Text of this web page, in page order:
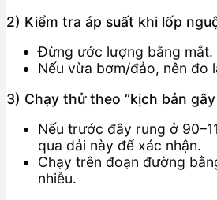
2) Kiểm tra áp suất khi lốp
Đừng ước lượng bằng mắt.
Nếu vừa bơm/đảo, nên đo
3) Chạy thử theo “kịch bản gây
Nếu trước đây rung ở
qua dải này để xác nhận.
Chạy trên đoạn đường
nhiễu.